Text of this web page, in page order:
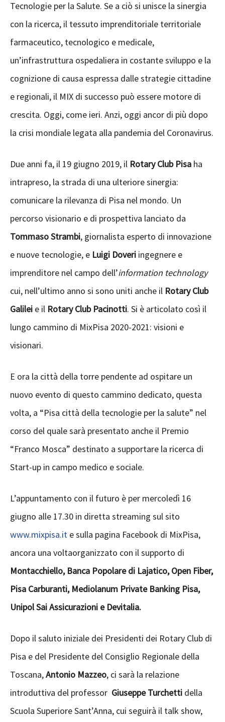
Tecnologie per la Salute. Se a ciò si unisce la sinergia
con la ricerca, il tessuto imprenditoriale territoriale
farmaceutico, tecnologico e medicale,
un’infrastruttura ospedaliera in costante sviluppo e la
cognizione di causa espressa dalle strategie cittadine
e regionali, il MIX di successo può essere motore di
crescita. Oggi, come ieri. Anzi, oggi ancor di più dopo
la crisi mondiale legata alla pandemia del Coronavirus.
Due anni fa, il 19 giugno 2019, il Rotary Club Pisa ha
intrapreso, la strada di una ulteriore sinergia:
comunicare la rilevanza di Pisa nel mondo. Un
percorso visionario e di prospettiva lanciato da
Tommaso Strambi, giornalista esperto di innovazione
e nuove tecnologie, e Luigi Doveri ingegnere e
imprenditore nel campo dell’information technology
cui, nell’ultimo anno si sono uniti anche il Rotary Club
Galilei e il Rotary Club Pacinotti. Si è articolato così il
lungo cammino di MixPisa 2020-2021: visioni e
visionari.
E ora la città della torre pendente ad ospitare un
nuovo evento di questo cammino dedicato, questa
volta, a “Pisa città della tecnologie per la salute” nel
corso del quale sarà presentato anche il Premio
“Franco Mosca” destinato a supportare la ricerca di
Start-up in campo medico e sociale.
L’appuntamento con il futuro è per mercoledì 16
giugno alle 17.30 in diretta streaming sul sito
www.mixpisa.it e sulla pagina Facebook di MixPisa,
ancora una voltaorganizzato con il supporto di
Montacchiello, Banca Popolare di Lajatico, Open Fiber,
Pisa Carburanti, Mediolanum Private Banking Pisa,
Unipol Sai Assicurazioni e Devitalia.
Dopo il saluto iniziale dei Presidenti dei Rotary Club di
Pisa e del Presidente del Consiglio Regionale della
Toscana,Antonio Mazzeo, ci sarà la relazione
introduttiva del professor Giuseppe Turchetti della
Scuola Superiore Sant’Anna, cui seguirà il talk show,